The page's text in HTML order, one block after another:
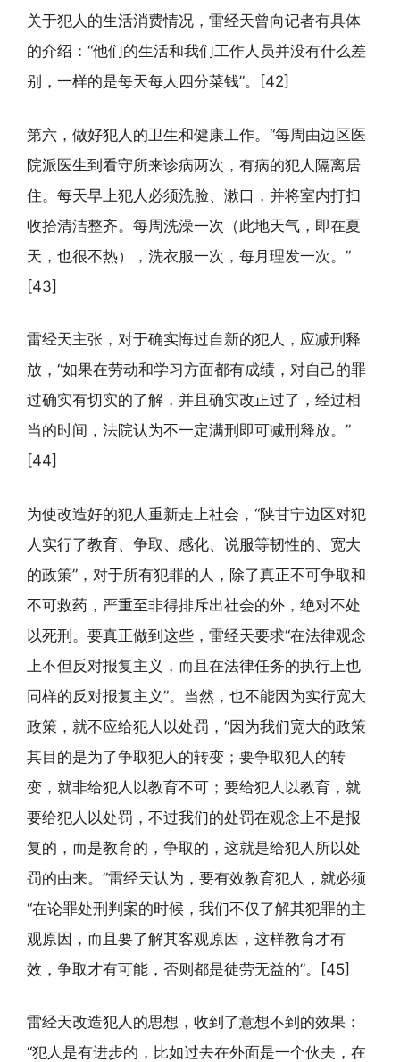
关于犯人的生活消费情况，雷经天曾向记者有具体
的介绍：“他们的生活和我们工作人员并没有什么差
别，一样的是每天每人四分菜钱”。[42]
第六，做好犯人的卫生和健康工作。“每周由边区医
院派医生到看守所来诊病两次，有病的犯人隔离居
住。每天早上犯人必须洗脸、漱口，并将室内打扫
收拾清洁整齐。每周洗澡一次（此地天气，即在夏
天，也很不热），洗衣服一次，每月理发一次。”
[43]
雷经天主张，对于确实悔过自新的犯人，应减刑释
放，“如果在劳动和学习方面都有成绩，对自己的罪
过确实有切实的了解，并且确实改正过了，经过相
当的时间，法院认为不一定满刑即可减刑释放。”
[44]
为使改造好的犯人重新走上社会，“陕甘宁边区对犯
人实行了教育、争取、感化、说服等韧性的、宽大
的政策”，对于所有犯罪的人，除了真正不可争取和
不可救药，严重至非得排斥出社会的外，绝对不处
以死刑。要真正做到这些，雷经天要求“在法律观念
上不但反对报复主义，而且在法律任务的执行上也
同样的反对报复主义”。当然，也不能因为实行宽大
政策，就不应给犯人以处罚，“因为我们宽大的政策
其目的是为了争取犯人的转变；要争取犯人的转
变，就非给犯人以教育不可；要给犯人以教育，就
要给犯人以处罚，不过我们的处罚在观念上不是报
复的，而是教育的，争取的，这就是给犯人所以处
罚的由来。”雷经天认为，要有效教育犯人，就必须
“在论罪处刑判案的时候，我们不仅了解其犯罪的主
观原因，而且要了解其客观原因，这样教育才有
效，争取才有可能，否则都是徒劳无益的”。[45]
雷经天改造犯人的思想，收到了意想不到的效果：
“犯人是有进步的，比如过去在外面是一个伙夫，在